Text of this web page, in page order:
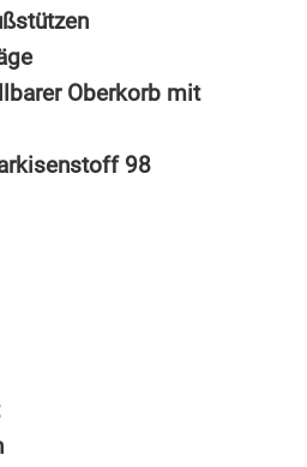
Oberkorb mit
98